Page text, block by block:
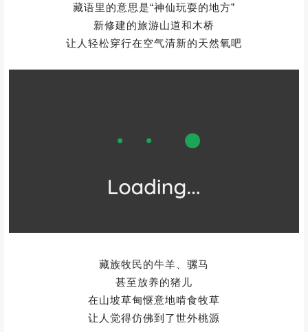
藏语里的意思是“神仙玩耍的地方”
新修建的旅游山道和木桥
让人轻松穿行在空气清新的天然氧吧
藏族牧民的牛羊、骡马
甚至放养的猪儿
在山坡草甸惬意地啃食牧草
让人觉得仿佛到了世外桃源